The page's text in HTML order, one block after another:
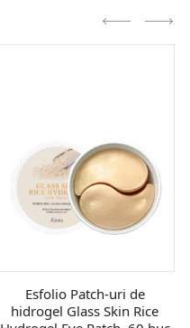
Esfolio Patch-uri de
hidrogel Glass Skin Rice